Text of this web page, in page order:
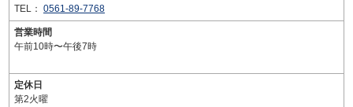
TEL： 0561-89-7768
営業時間
午前10時〜午後7時
定休日
第2火曜